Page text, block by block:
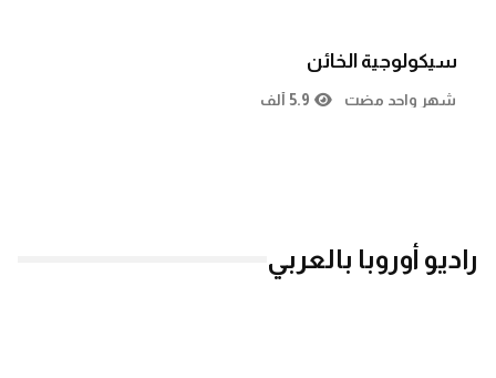
سيكولوجية الخائن
شهر واحد مضت 5.9 ألف
راديو أوروبا بالعربي